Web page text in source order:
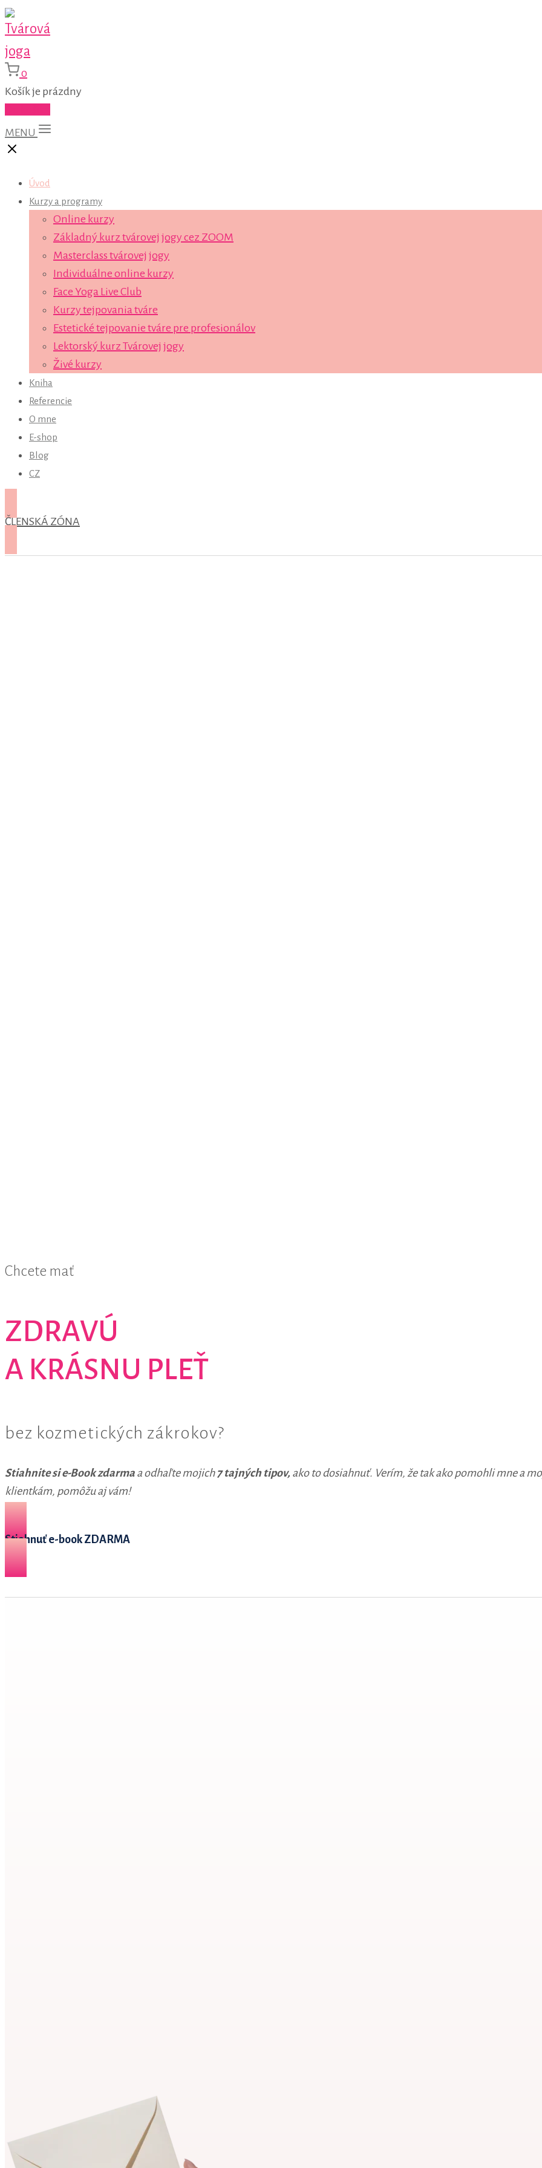
0
Košík je prázdny
MENU
Úvod
Kurzy a programy
Online kurzy
Základný kurz tvárovej jogy cez ZOOM
Masterclass tvárovej jogy
Individuálne online kurzy
Face Yoga Live Club
Kurzy tejpovania tváre
Estetické tejpovanie tváre pre profesionálov
Lektorský kurz Tvárovej jogy
Živé kurzy
Kniha
Referencie
O mne
E-shop
Blog
CZ
ČLENSKÁ ZÓNA
Chcete mať
ZDRAVÚ
A KRÁSNU PLEŤ
bez kozmetických zákrokov?
Stiahnite si e-Book zdarma a odhaľte mojich 7 tajných tipov, ako to dosiahnuť. Verím, že tak ako pomohli mne a
klientkám, pomôžu aj vám!
Stiahnuť e-book ZDARMA